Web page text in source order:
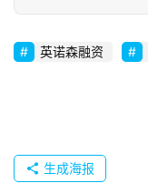
创
品
牌
英诺森融资
生成海报